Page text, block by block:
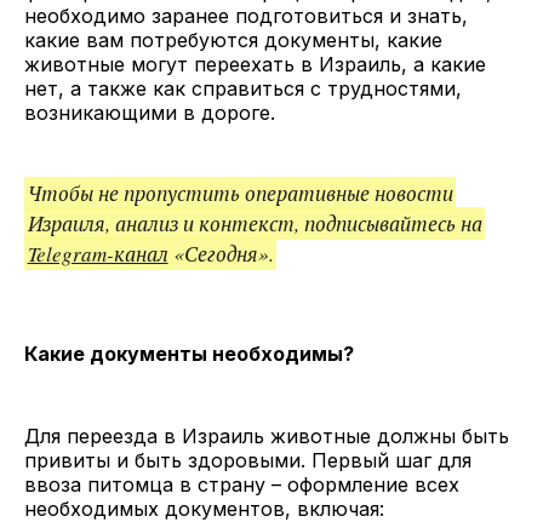
необходимо заранее подготовиться и знать,
какие вам потребуются документы, какие
животные могут переехать в Израиль, а какие
нет, а также как справиться с трудностями,
возникающими в дороге.
Чтобы не пропустить оперативные новости
Израиля, анализ и контекст, подписывайтесь на
Telegram-канал «Сегодня».
Какие документы необходимы?
Для переезда в Израиль животные должны быть
привиты и быть здоровыми. Первый шаг для
ввоза питомца в страну – оформление всех
необходимых документов, включая: